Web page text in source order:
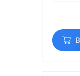
разъема: